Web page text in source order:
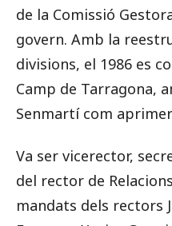
de la Comissió
govern. Amb la
divisions, el 1986 es
Camp de Tarragona,
Senmartí com
Va ser vicerector,
del rector de
mandats dels rectors